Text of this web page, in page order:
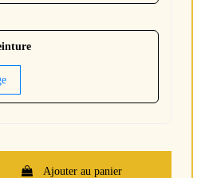
Ajouter au panier